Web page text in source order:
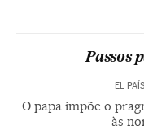
Passos
EL PAÍS
O papa impõe o
às